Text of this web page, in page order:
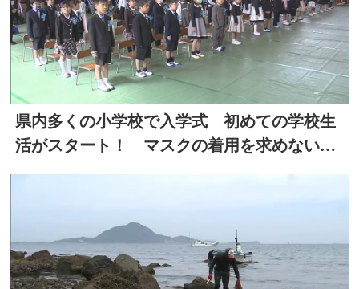
県内多くの小学校で入学式 初めての学校生
活がスタート！ マスクの着用を求めない式
は４年ぶり